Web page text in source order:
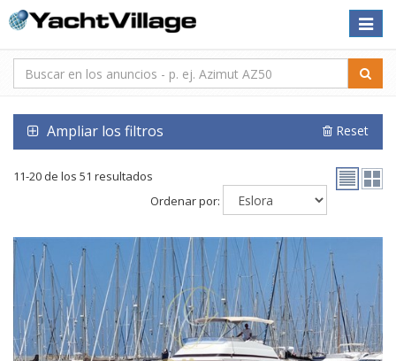
Toggle
Ampliar los filtros Reset
11-20 de los 51 resultados
Ordenar por: